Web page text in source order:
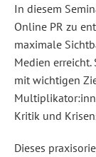
&
verbreiten
–
In
Seminar
lernen
relevanten
Content
für
Online
In diesem
Online PR zu
maximale
Medien
mit wichtigen
Kritik und
Dieses